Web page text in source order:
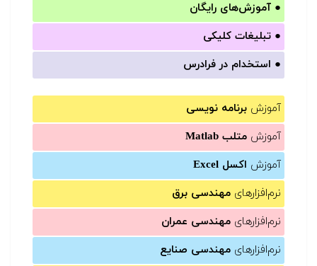
● آموزش‌های رایگان
● تبلیغات کلیکی
● استخدام در فرادرس
آموزش برنامه نویسی
آموزش متلب Matlab
آموزش اکسل Excel
نرم‌افزارهای مهندسی برق
نرم‌افزارهای مهندسی عمران
نرم‌افزارهای مهندسی صنایع